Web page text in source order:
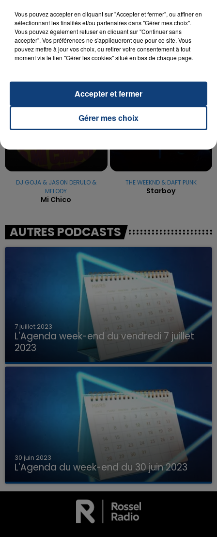
LA TEAM DE L'ÉTÉ
ADELE CASTILLON
Ete Avec Toi
DUA LIPA
Don't Start Now
15h00
15h00
DJ GOJA & JASON DERULO &
MELODY
Mi Chico
14h56
14h56
THE WEEKND & DAFT PUNK
Starboy
AUTRES PODCASTS
7 juillet 2023
L'Agenda week-end du vendredi 7 juillet
2023
Que faire ce week-end dans les hauts-de-
France, la Marne et les Ardennes ?
30 juin 2023
L'Agenda du week-end du 30 juin 2023
Que faire ce week-end dans les hauts-de-
France, la Marne et les Ardennes ?
Vous pouvez accepter en cliquant sur "Accepter et fermer", ou affiner en
sélectionnant les finalités et/ou partenaires dans "Gérer mes choix".
Vous pouvez également refuser en cliquant sur "Continuer sans
accepter". Vos préférences ne s'appliqueront que pour ce site. Vous
pouvez mettre à jour vos choix, ou retirer votre consentement à tout
moment via le lien "Gérer les cookies" situé en bas de chaque page.
Gérer mes choix
Accepter et fermer